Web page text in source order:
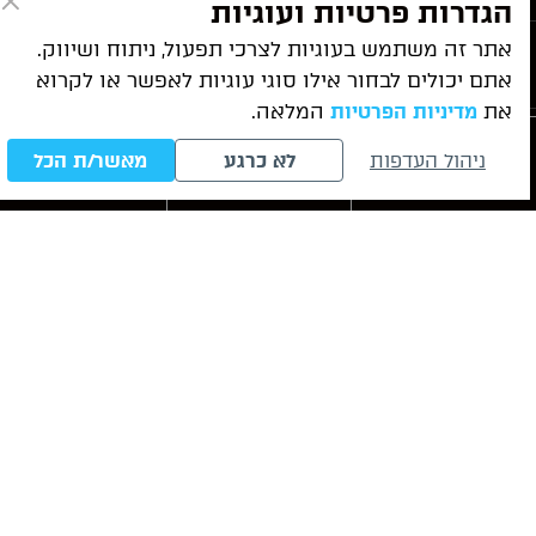
שירותי המשרד
מאמרים אחרונים
לייעוץ ראשוני WhatsApp
הגדרות פרטיות ועוגיות
אתר זה משתמש בעוגיות לצרכי תפעול, ניתוח ושיווק.
אתם יכולים לבחור אילו סוגי עוגיות לאפשר או לקרוא
אתמדיניות הפרטיותהמלאה.
ניהול העדפות לא כרגע מאשר/ת הכל